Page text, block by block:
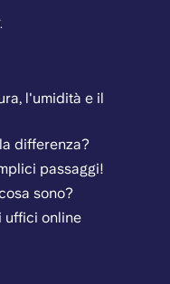
l'umidità e il
differenza?
passaggi!
sono?
uffici online